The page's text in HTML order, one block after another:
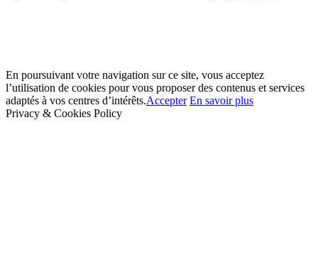
En poursuivant votre navigation sur ce site, vous acceptez
l’utilisation de cookies pour vous proposer des contenus et services
adaptés à vos centres d’intérêts.Accepter En savoir plus
Privacy & Cookies Policy